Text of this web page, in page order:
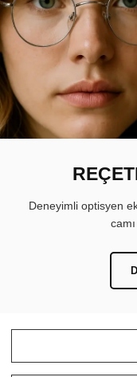
Deneyimli optisyen